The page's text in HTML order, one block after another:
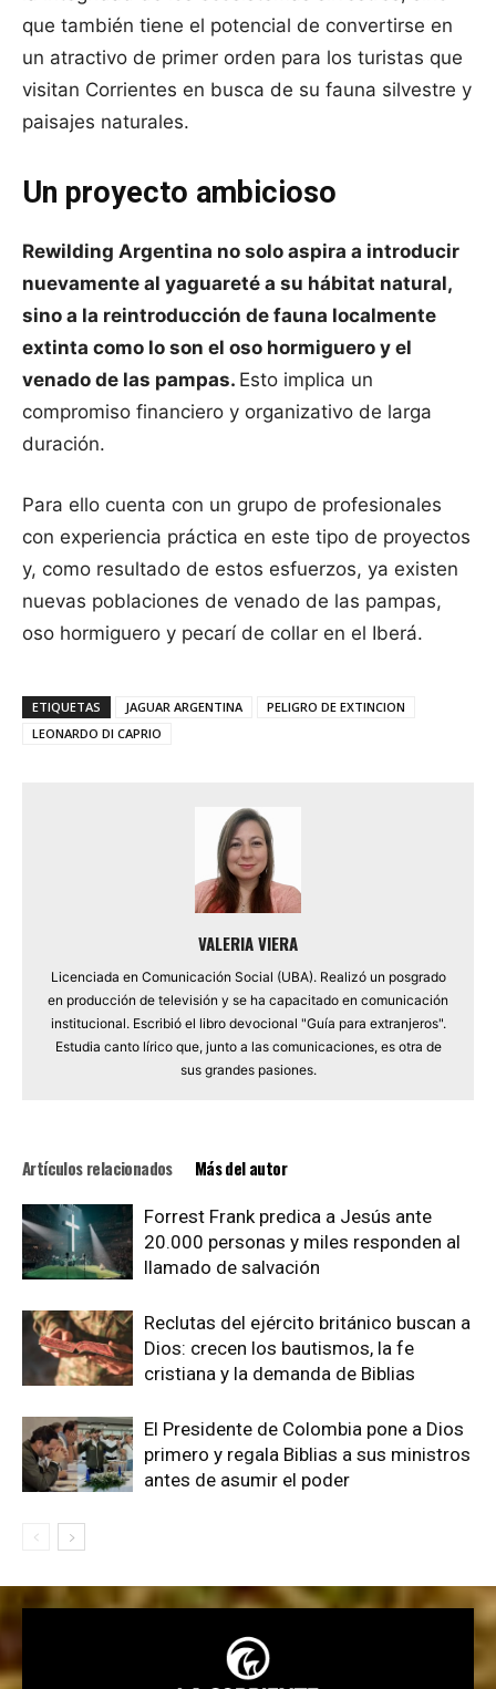
que también tiene el potencial de convertirse en
un atractivo de primer orden para los turistas que
visitan Corrientes en busca de su fauna silvestre y
paisajes naturales.
Un proyecto ambicioso
Rewilding Argentina no solo aspira a introducir
nuevamente al yaguareté a su hábitat natural,
sino a la reintroducción de fauna localmente
extinta como lo son el oso hormiguero y el
venado de las pampas. Esto implica un
compromiso financiero y organizativo de larga
duración.
Para ello cuenta con un grupo de profesionales
con experiencia práctica en este tipo de proyectos
y, como resultado de estos esfuerzos, ya existen
nuevas poblaciones de venado de las pampas,
oso hormiguero y pecarí de collar en el Iberá.
ETIQUETAS JAGUAR ARGENTINA
PELIGRO DE EXTINCION
LEONARDO DI CAPRIO
VALERIA VIERA
Licenciada en Comunicación Social (UBA). Realizó un posgrado
en producción de televisión y se ha capacitado en comunicación
institucional. Escribió el libro devocional "Guía para extranjeros".
Estudia canto lírico que, junto a las comunicaciones, es otra de
sus grandes pasiones.
Artículos relacionados Más del autor
Forrest Frank predica a Jesús ante
20.000 personas y miles responden al
llamado de salvación
Reclutas del ejército británico buscan a
Dios: crecen los bautismos, la fe
cristiana y la demanda de Biblias
El Presidente de Colombia pone a Dios
primero y regala Biblias a sus ministros
antes de asumir el poder